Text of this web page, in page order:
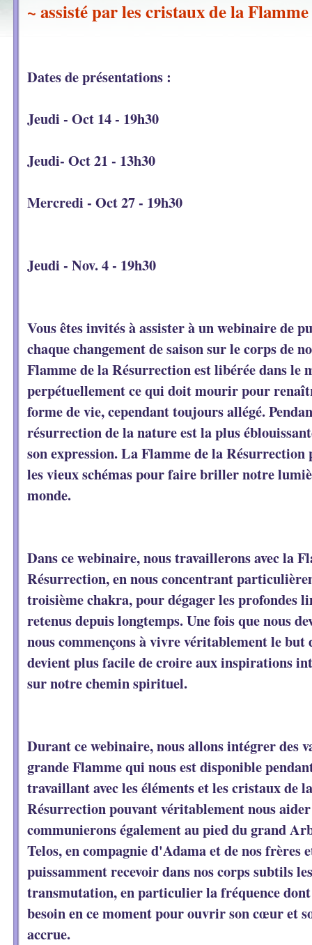
~ assisté par les cristaux de la
Dates de présentations :
Jeudi - Oct 14 - 19h30
Jeudi- Oct 21 - 13h30
Mercredi - Oct 27 - 19h30
Jeudi - Nov. 4 - 19h30
Vous êtes invités à assister à un webinaire de
chaque changement de saison sur le corps de
Flamme de la Résurrection est libérée dans le
perpétuellement ce qui doit mourir pour
forme de vie, cependant toujours allégé.
résurrection de la nature est la plus
son expression. La Flamme de la
les vieux schémas pour faire briller notre
monde.
Dans ce webinaire, nous travaillerons avec la
Résurrection, en nous concentrant
troisième chakra, pour dégager les profondes
retenus depuis longtemps. Une fois que nous
nous commençons à vivre véritablement le but
devient plus facile de croire aux inspirations
sur notre chemin spirituel.
Durant ce webinaire, nous allons intégrer des
grande Flamme qui nous est disponible
travaillant avec les éléments et les cristaux de
Résurrection pouvant véritablement nous
communierons également au pied du grand
Telos, en compagnie d'Adama et de nos frères
puissamment recevoir dans nos corps subtils
transmutation, en particulier la fréquence
besoin en ce moment pour ouvrir son cœur et
accrue.